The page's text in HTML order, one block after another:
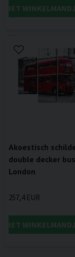
HET
Akoestisch
double decker
London
257,4 EUR
HET